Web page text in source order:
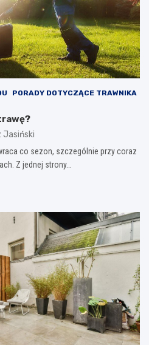
PORADY DOTYCZĄCE TRAWNIKA
Jasiński
co sezon, szczególnie przy coraz
Z jednej strony…